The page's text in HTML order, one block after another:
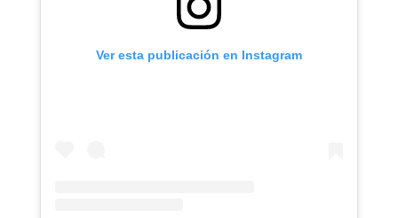
Ver esta publicación en Instagram